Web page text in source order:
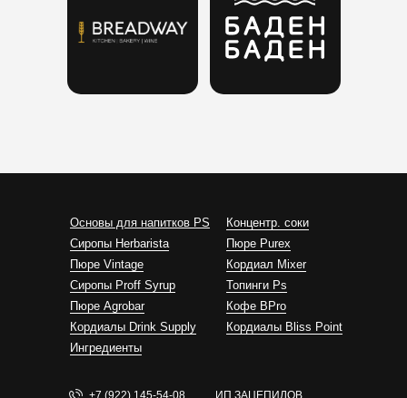
Основы для напитков PS
Сиропы Herbarista
Пюре Vintage
Cиропы Proff Syrup
Пюре Agrobar
Кордиалы Drink Supply
Ингредиенты
Концентр. соки
Пюре Purex
Кордиал Mixer
Топинги Ps
Кофе BPro
Кордиалы Bliss Point